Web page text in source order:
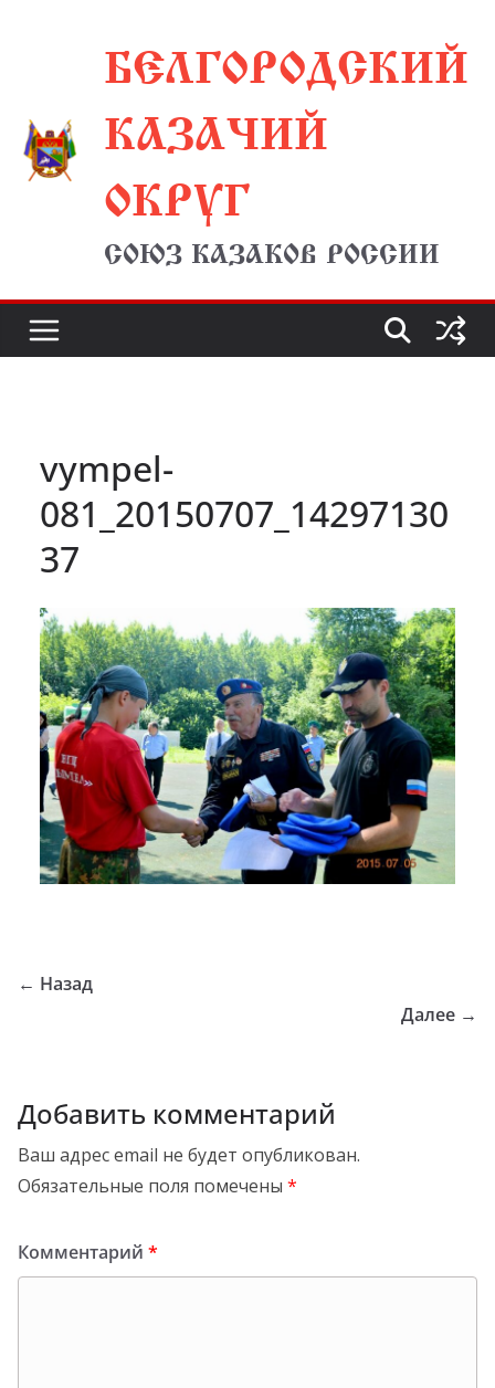
содержимомуБЕЛГОРОДСКИЙ
КАЗАЧИЙ
ОКРУГ
СОЮЗ КАЗАКОВ РОССИИ
vympel-
081_20150707_14297130
37
← Назад
Далее →
Добавить комментарий
Ваш адрес email не будет опубликован.
Обязательные поля помечены *
Комментарий *